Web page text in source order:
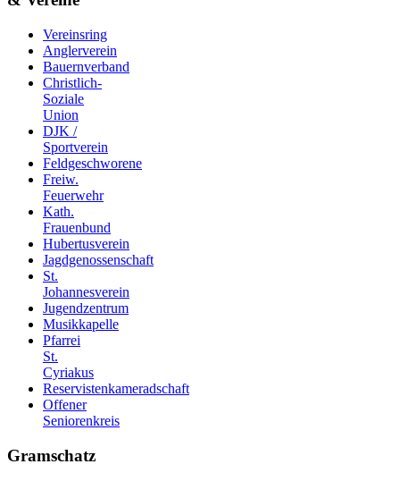
Vereinsring
Anglerverein
Bauernverband
Christlich-
Soziale
Union
DJK /
Sportverein
Feldgeschworene
Freiw.
Feuerwehr
Kath.
Frauenbund
Hubertusverein
Jagdgenossenschaft
St.
Johannesverein
Jugendzentrum
Musikkapelle
Pfarrei
St.
Cyriakus
Reservistenkameradschaft
Offener
Seniorenkreis
Gramschatz